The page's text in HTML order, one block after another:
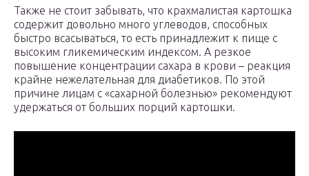
Также не стоит забывать, что крахмалистая картошка
содержит довольно много углеводов, способных
быстро всасываться, то есть принадлежит к пище с
высоким гликемическим индексом. А резкое
повышение концентрации сахара в крови – реакция
крайне нежелательная для диабетиков. По этой
причине лицам с «сахарной болезнью» рекомендуют
удержаться от больших порций картошки.